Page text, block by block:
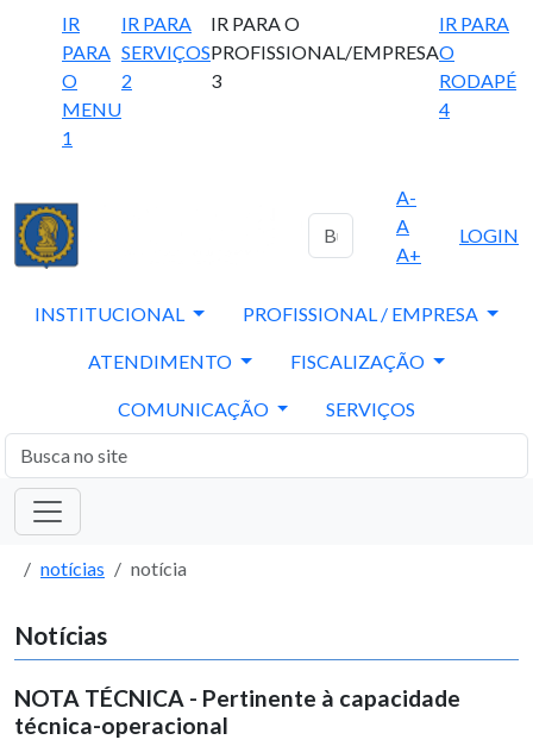
IR
PARA
O
MENU
1
IR PARA
SERVIÇOS
2
IR PARA O
PROFISSIONAL/EMPRESA
3
IR PARA
O
RODAPÉ
4
A-
A
A+
LOGIN
INSTITUCIONAL PROFISSIONAL / EMPRESA
ATENDIMENTO FISCALIZAÇÃO
COMUNICAÇÃO SERVIÇOS
notícias notícia
Notícias
NOTA TÉCNICA - Pertinente à capacidade
técnica-operacional